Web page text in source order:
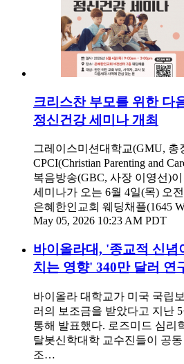
크리스찬 부모를 위한 다
정신건강 세미나 개최
그레이스미션대학교(GMU, 총
CPCI(Christian Parenting and
복음방송(GBC, 사장 이영선)
세미나가 오는 6월 4일(목) 오
은혜한인교회 웨딩채플(1645
May 05, 2026 10:23 AM PDT
바이올라대, '종교적 신념
치는 영향' 340만 달러 연
바이올라 대학교가 미국 국립
러의 보조금을 받았다고 지난
통해 발표했다. 로즈미드 심리
탈봇신학대학 교수진들이 공
조…